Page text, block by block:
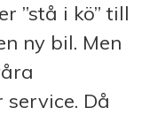
”stå i kö” till
ny bil. Men
Då